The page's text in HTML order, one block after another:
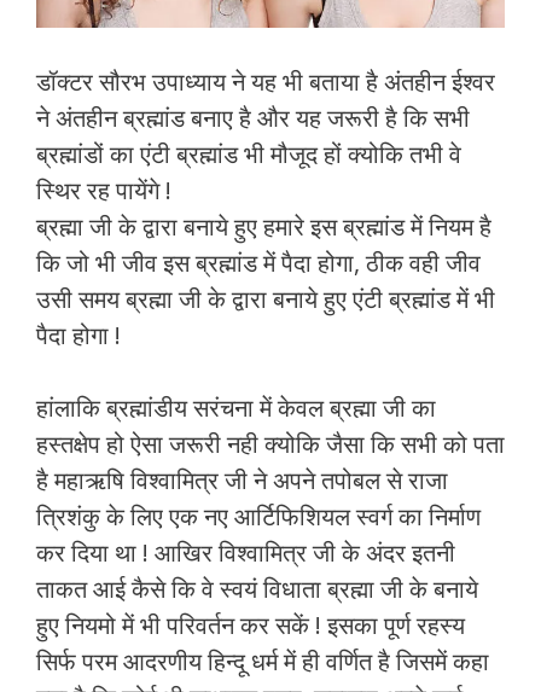
डॉक्टर सौरभ उपाध्याय ने यह भी बताया है अंतहीन ईश्वर
ने अंतहीन ब्रह्मांड बनाए है और यह जरूरी है कि सभी
ब्रह्मांडों का एंटी ब्रह्मांड भी मौजूद हों क्योकि तभी वे
स्थिर रह पायेंगे !
ब्रह्मा जी के द्वारा बनाये हुए हमारे इस ब्रह्मांड में नियम है
कि जो भी जीव इस ब्रह्मांड में पैदा होगा, ठीक वही जीव
उसी समय ब्रह्मा जी के द्वारा बनाये हुए एंटी ब्रह्मांड में भी
पैदा होगा !
हांलाकि ब्रह्मांडीय सरंचना में केवल ब्रह्मा जी का
हस्तक्षेप हो ऐसा जरूरी नही क्योकि जैसा कि सभी को पता
है महाऋषि विश्वामित्र जी ने अपने तपोबल से राजा
त्रिशंकु के लिए एक नए आर्टिफिशियल स्वर्ग का निर्माण
कर दिया था ! आखिर विश्वामित्र जी के अंदर इतनी
ताकत आई कैसे कि वे स्वयं विधाता ब्रह्मा जी के बनाये
हुए नियमो में भी परिवर्तन कर सकें ! इसका पूर्ण रहस्य
सिर्फ परम आदरणीय हिन्दू धर्म में ही वर्णित है जिसमें कहा